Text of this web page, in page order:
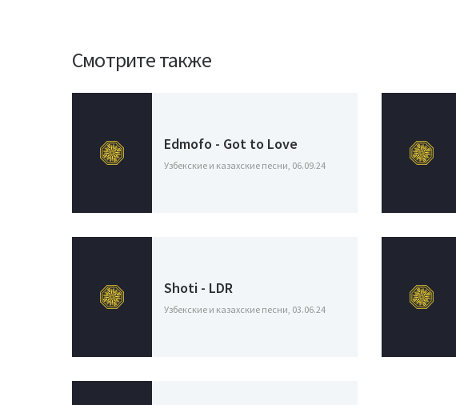
Смотрите также
Edmofo - Got to Love
Узбекские и казахские песни, 06.09.24
Shoti - LDR
Узбекские и казахские песни, 03.06.24